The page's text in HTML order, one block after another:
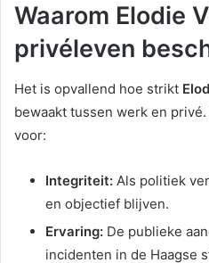
Waarom Elodie
privéleven
Het is opvallend hoe strikt
bewaakt tussen werk en
voor:
Integriteit: Als politiek
en objectief blijven.
Ervaring: De publieke
incidenten in de Haagse